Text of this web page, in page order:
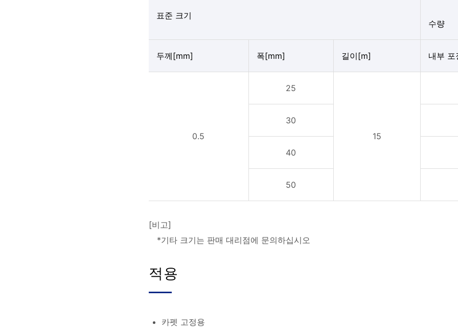
표준 크기
수량
두께[mm] 폭[mm] 길이[m] 내부
0.5
25
15
30
40
50
[비고]
*기타 크기는 판매 대리점에 문의하십시오
적용
카펫 고정용